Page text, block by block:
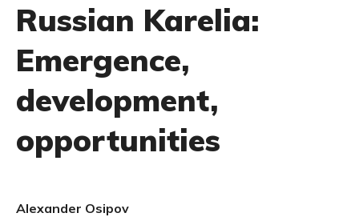
Russian Karelia:
Emergence,
development,
opportunities
Alexander Osipov